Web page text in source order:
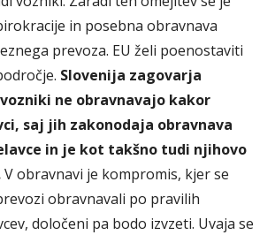
in posebna obravnava
prevoza. EU želi poenostaviti
Slovenija zagovarja
ne obravnavajo kakor
saj jih zakonodaja obravnava
in je kot takšno tudi njihovo
V obravnavi je kompromis, kjer se
obravnavali po pravilih
določeni pa bodo izvzeti. Uvaja se